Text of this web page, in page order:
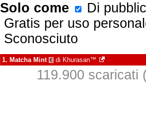
Solo come
Di
Gratis per uso
Sconosciuto
1. Matcha Mint € di Khurasan™
119.900 scaricati